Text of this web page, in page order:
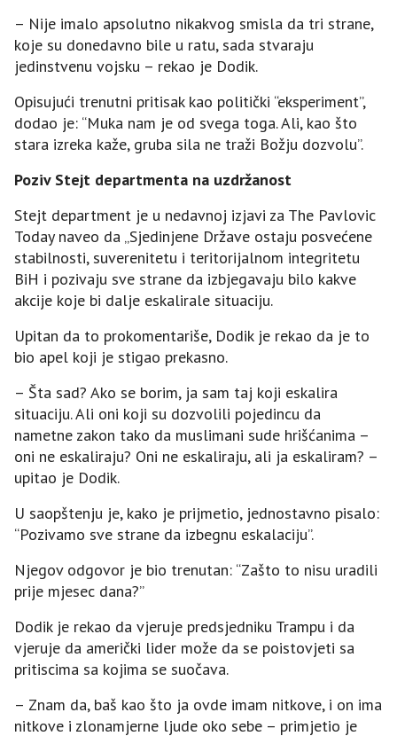
– Nije imalo apsolutno nikakvog smisla da tri strane,
koje su donedavno bile u ratu, sada stvaraju
jedinstvenu vojsku – rekao je Dodik.
Opisujući trenutni pritisak kao politički “eksperiment”,
dodao je: “Muka nam je od svega toga. Ali, kao što
stara izreka kaže, gruba sila ne traži Božju dozvolu”.
Poziv Stejt departmenta na uzdržanost
Stejt department je u nedavnoj izjavi za The Pavlovic
Today naveo da „Sjedinjene Države ostaju posvećene
stabilnosti, suverenitetu i teritorijalnom integritetu
BiH i pozivaju sve strane da izbjegavaju bilo kakve
akcije koje bi dalje eskalirale situaciju.
Upitan da to prokomentariše, Dodik je rekao da je to
bio apel koji je stigao prekasno.
– Šta sad? Ako se borim, ja sam taj koji eskalira
situaciju. Ali oni koji su dozvolili pojedincu da
nametne zakon tako da muslimani sude hrišćanima –
oni ne eskaliraju? Oni ne eskaliraju, ali ja eskaliram? –
upitao je Dodik.
U saopštenju je, kako je prijmetio, jednostavno pisalo:
“Pozivamo sve strane da izbegnu eskalaciju”.
Njegov odgovor je bio trenutan: “Zašto to nisu uradili
prije mjesec dana?”
Dodik je rekao da vjeruje predsjedniku Trampu i da
vjeruje da američki lider može da se poistovjeti sa
pritiscima sa kojima se suočava.
– Znam da, baš kao što ja ovde imam nitkove, i on ima
nitkove i zlonamjerne ljude oko sebe – primjetio je